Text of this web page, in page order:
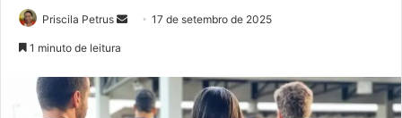
Priscila Petrus
d
e
17 de setembro de 2025
1 minuto de leitura